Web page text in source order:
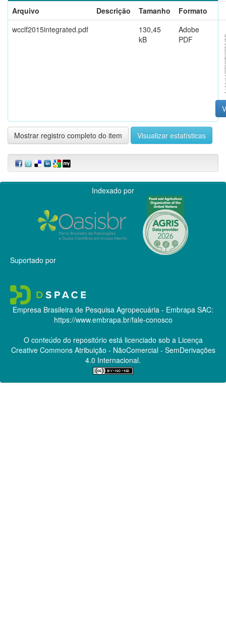
Arquivo
Descrição Tamanho
Formato
wcclf2015integrated.pdf
130,45
kB
Adobe
PDF
Mostrar registro completo do item Visualizar estatísticas
Indexado por
Suportado por
Empresa Brasileira de Pesquisa Agropecuária - Embrapa SAC:
https://www.embrapa.br/fale-conosco
O conteúdo do repositório está licenciado sob a Licença
Creative CommonsAtribuição - NãoComercial - SemDerivações
4.0 Internacional.